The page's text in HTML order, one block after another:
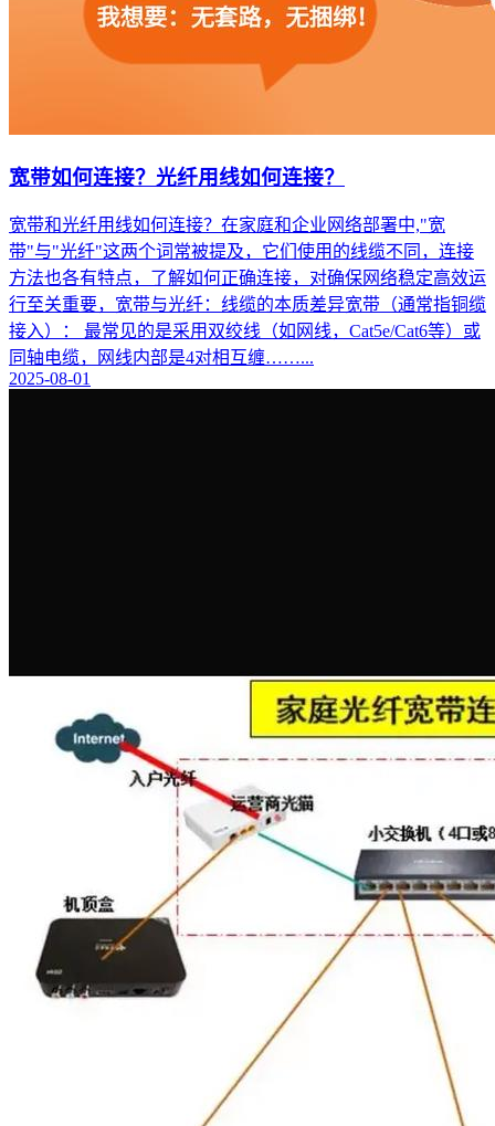
宽带如何连接？光纤用线如何连接？
宽带和光纤用线如何连接？在家庭和企业网络部署中,"宽
带"与"光纤"这两个词常被提及，它们使用的线缆不同，连接
方法也各有特点，了解如何正确连接，对确保网络稳定高效运
行至关重要，宽带与光纤：线缆的本质差异宽带（通常指铜缆
接入）： 最常见的是采用双绞线（如网线，Cat5e/Cat6等）或
同轴电缆，网线内部是4对相互缠……...
2025-08-01